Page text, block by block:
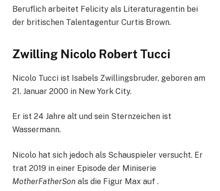
Beruflich arbeitet Felicity als Literaturagentin bei
der britischen Talentagentur Curtis Brown.
Zwilling Nicolo Robert Tucci
Nicolo Tucci ist Isabels Zwillingsbruder, geboren am
21. Januar 2000 in New York City.
Er ist 24 Jahre alt und sein Sternzeichen ist
Wassermann.
Nicolo hat sich jedoch als Schauspieler versucht. Er
trat 2019 in einer Episode der Miniserie
MotherFatherSon als die Figur Max auf .